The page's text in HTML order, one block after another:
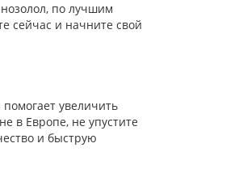
по лучшим
сейчас и начните свой
увеличить
в Европе, не упустите
и быструю